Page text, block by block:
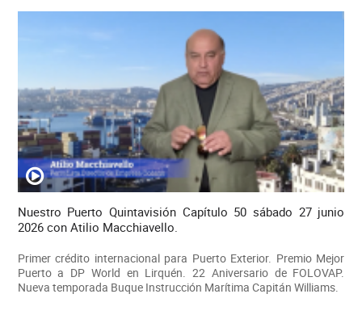
Nuestro Puerto Quintavisión Capítulo 50 sábado 27 junio
2026 con Atilio Macchiavello.
Primer crédito internacional para Puerto Exterior. Premio Mejor
Puerto a DP World en Lirquén. 22 Aniversario de FOLOVAP.
Nueva temporada Buque Instrucción Marítima Capitán Williams.